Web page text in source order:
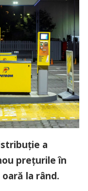
a
prețurile în
la rând.